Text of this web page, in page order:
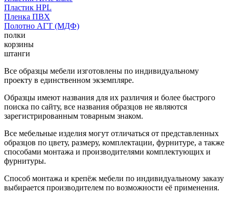
Пластик HPL
Пленка ПВХ
Полотно АГТ (МДФ)
полки
корзины
штанги
Все образцы мебели изготовлены по индивидуальному
проекту в единственном экземпляре.
Образцы имеют названия для их различия и более быстрого
поиска по сайту, все названия образцов не являются
зарегистрированным товарным знаком.
Все мебельные изделия могут отличаться от представленных
образцов по цвету, размеру, комплектации, фурнитуре, а также
способами монтажа и производителями комплектующих и
фурнитуры.
Способ монтажа и крепёж мебели по индивидуальному заказу
выбирается производителем по возможности её применения.